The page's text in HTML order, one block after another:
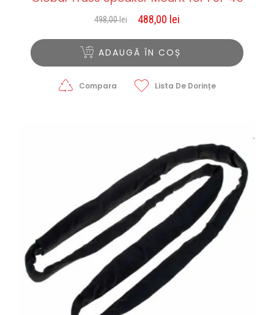
498,00 lei
Prețul
a
498,00 lei.
488,00 lei
ADAUGĂ ÎN COȘ
Compara Lista De Dorințe